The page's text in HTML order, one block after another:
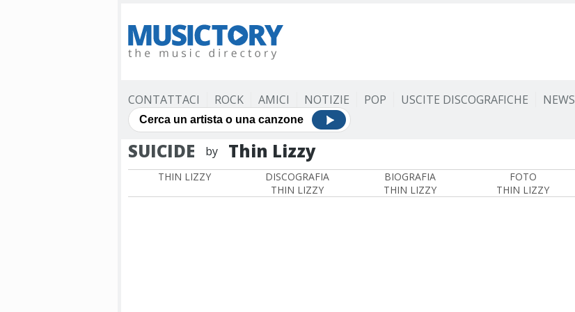
CONTATTACI ROCK AMICI NOTIZIE POP USCITE DISCOGRAFICHE NEWS
SUICIDE by Thin Lizzy
THIN LIZZY
DISCOGRAFIA
THIN LIZZY
BIOGRAFIA
THIN LIZZY
FOTO
THIN LIZZY